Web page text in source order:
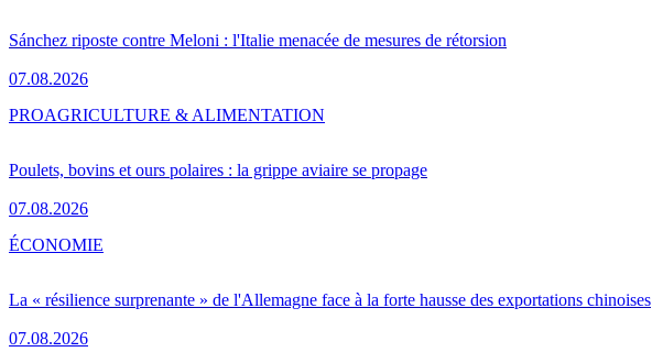
Sánchez riposte contre Meloni : l'Italie menacée de mesures de rétorsion
07.08.2026
Poulets, bovins et ours polaires : la grippe aviaire se propage
07.08.2026
PROAGRICULTURE & ALIMENTATION
La « résilience surprenante » de l'Allemagne face à la forte hausse des exportations chinoises
07.08.2026
ÉCONOMIE